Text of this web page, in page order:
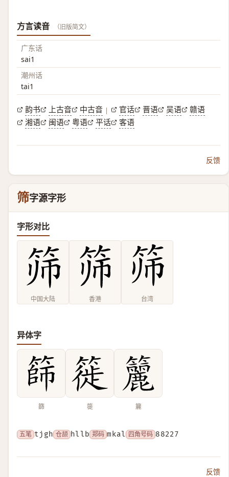
方言读音 （旧版简文）
广东话
sai1
潮州话
tai1
韵书 上古音 中古音 | 官话 晋语 吴语
赣语
湘语
闽语 粤语 平话 客语
反馈
筛字源字形
字形对比
中国大陆 香港 台湾
异体字
篩 簁 籭
五笔 tjgh 仓颉 hllb 郑码 mkal 四角号码 88227
反馈